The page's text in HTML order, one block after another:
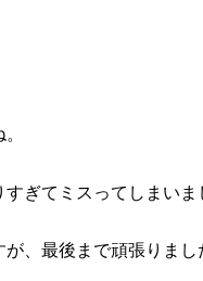
ぎてミスってしまいま
、最後まで頑張りまし